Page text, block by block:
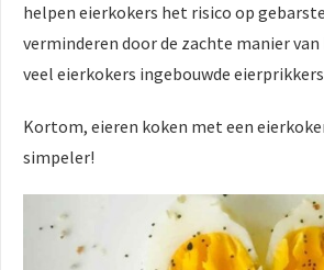
helpen eierkokers het risico op
verminderen door de zachte manier van
veel eierkokers ingebouwde
Kortom, eieren koken met een
simpeler!